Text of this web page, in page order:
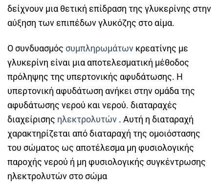
δείχνουν μια θετική επίδραση της γλυκερίνης στην
αύξηση των επιπέδων γλυκόζης στο αίμα.
Ο συνδυασμός συμπληρωμάτων κρεατίνης με
γλυκερίνη είναι μια αποτελεσματική μέθοδος
πρόληψης της υπερτονικής αφυδάτωσης. Η
υπερτονική αφυδάτωση ανήκει στην ομάδα της
αφυδάτωσης νερού και νερού. διαταραχές
διαχείρισης ηλεκτρολυτών . Αυτή η διαταραχή
χαρακτηρίζεται από διαταραχή της ομοιόστασης
του σώματος ως αποτέλεσμα μη φυσιολογικής
παροχής νερού ή μη φυσιολογικής συγκέντρωσης
ηλεκτρολυτών στο σώμα